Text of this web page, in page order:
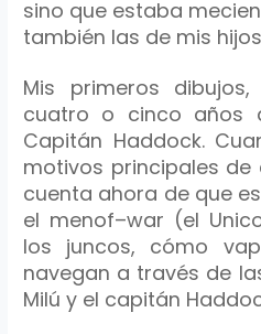
sino que estaba
también las de mis
Mis primeros
cuatro o cinco años
Capitán Haddock.
motivos principales
cuenta ahora de que
el menof–war (el
los juncos, cómo
navegan a través de
Milú y el capitán